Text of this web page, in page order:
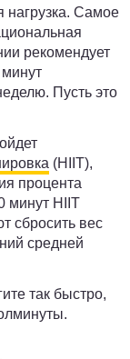
нагрузка. Самое
рекомендует
Пусть это
(HIIT),
процента
минут HIIT
сбросить вес
средней
так быстро,